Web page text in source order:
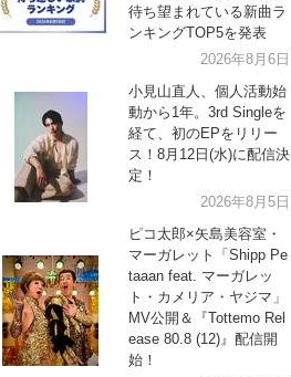
待ち望まれている新曲ラ
ンキングTOP5を発表
2026年8月6日
小見山直人、個人活動始
動から1年。3rd Singleを
経て、初のEPをリリー
ス！8月12日(水)に配信決
定！
2026年8月5日
ピコ太郎×矢島美容室・
マーガレット「Shipp Pe
taaan feat. マーガレッ
ト・カメリア・ヤジマ」
MV公開＆『Tottemo Rel
ease 80.8 (12)』配信開
始！